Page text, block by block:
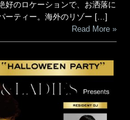
好のロケーションで、お洒落に
ーティー。海外のリゾー […]
Read More